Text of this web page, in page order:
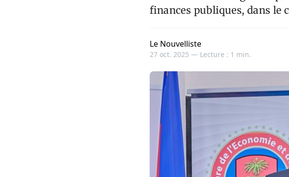
finances publiques, dans le
Le Nouvelliste
27 oct. 2025 — Lecture : 1 min.